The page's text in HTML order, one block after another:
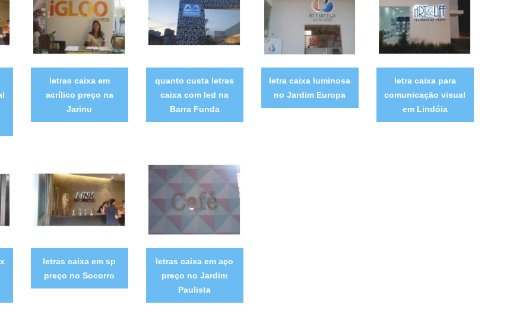
letras caixa em
acrílico preço na
Jarinu
quanto custa letras
caixa com led na
Barra Funda
letra caixa luminosa
no Jardim Europa
letra caixa para
comunicação visual
em Lindóia
letras caixa em sp
preço no Socorro
letras caixa em aço
preço no Jardim
Paulista